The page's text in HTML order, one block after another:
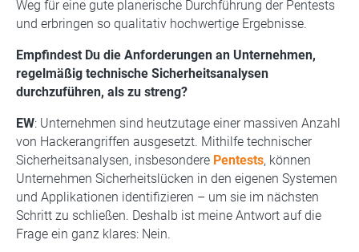
Weg für eine gute planerische Durchführung der Pentests
und erbringen so qualitativ hochwertige Ergebnisse.
Empfindest Du die Anforderungen an Unternehmen,
regelmäßig technische Sicherheitsanalysen
durchzuführen, als zu streng?
EW: Unternehmen sind heutzutage einer massiven Anzahl
von Hackerangriffen ausgesetzt. Mithilfe technischer
Sicherheitsanalysen, insbesondere Pentests, können
Unternehmen Sicherheitslücken in den eigenen Systemen
und Applikationen identifizieren – um sie im nächsten
Schritt zu schließen. Deshalb ist meine Antwort auf die
Frage ein ganz klares: Nein.